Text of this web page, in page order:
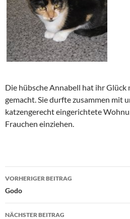
Die hübsche Annabell hat ihr Glück
gemacht. Sie durfte zusammen mit
katzengerecht eingerichtete
Frauchen einziehen.
Beitragsnavigation
VORHERIGER BEITRAG
Godo
NÄCHSTER BEITRAG